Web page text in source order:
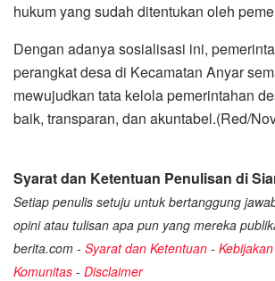
hukum yang sudah ditentukan oleh
Dengan adanya sosialisasi ini,
perangkat desa di Kecamatan Anyar
mewujudkan tata kelola pemerintahan
baik, transparan, dan akuntabel.(Red/
Syarat dan Ketentuan Penulisan di
Setiap penulis setuju untuk bertanggung
opini atau tulisan apa pun yang mereka
berita.com - Syarat dan Ketentuan -
Komunitas - Disclaimer